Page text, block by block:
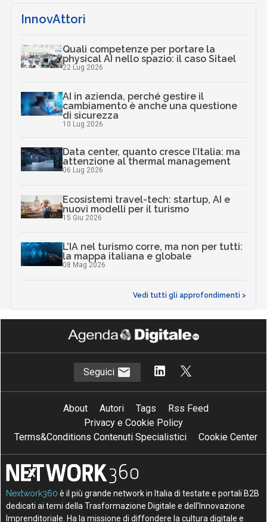
InnovAttori
Quali competenze per portare la
physical AI nello spazio: il caso Sitael
22 Lug 2026
AI in azienda, perché gestire il
cambiamento è anche una questione
di sicurezza
10 Lug 2026
Data center, quanto cresce l’Italia: ma
attenzione al thermal management
06 Lug 2026
Ecosistemi travel-tech: startup, AI e
nuovi modelli per il turismo
15 Giu 2026
L’IA nel turismo corre, ma non per tutti:
la mappa italiana e globale
08 Mag 2026
Vedi tutti gli approfondimenti >
Seguici
About Autori Tags
Rss Feed
Privacy e Cookie Policy
Terms&Conditions Contenuti Specialistici
Cookie Center
Nextwork360 è il più grande network in Italia di testate e portali B2B
dedicati ai temi della Trasformazione Digitale e dell’Innovazione
Imprenditoriale. Ha la missione di diffondere la cultura digitale e